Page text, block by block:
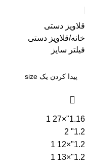
قلاویز دستی
خانه قلاویز دستی
فیلتر سایز
1.16"×27
1
1.2"
2
1.2"×12
1
1.2"×13
1